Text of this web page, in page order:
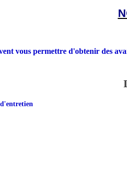
vous permettre d'obtenir des